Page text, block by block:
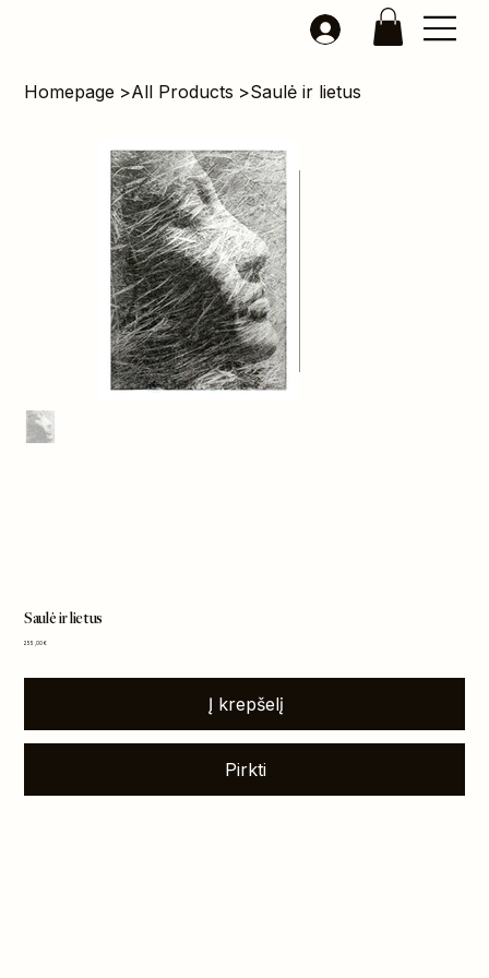
Homepage >All Products >Saulė ir lietus
Saulė ir lietus
Kaina
255,00 €
Į krepšelį
Pirkti